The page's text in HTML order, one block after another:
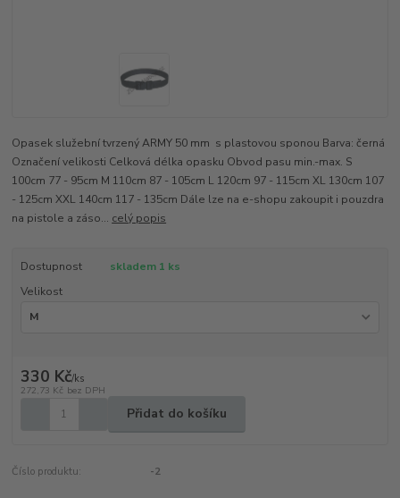
Opasek služební tvrzený ARMY 50 mm s plastovou sponou Barva: černá
Označení velikosti Celková délka opasku Obvod pasu min.-max. S
100cm 77 - 95cm M 110cm 87 - 105cm L 120cm 97 - 115cm XL 130cm 107
- 125cm XXL 140cm 117 - 135cm Dále lze na e-shopu zakoupit i pouzdra
na pistole a záso... celý popis
Dostupnost
skladem 1 ks
Velikost
330 Kč/ks
272,73 Kč bez DPH
Přidat do košíku
Číslo produktu: -2